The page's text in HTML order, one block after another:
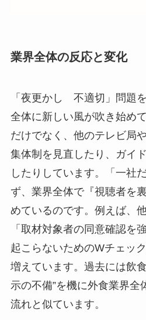
業界全体の反応と変化
「夜更かし 不適切」問題
全体に新しい風が吹き始め
だけでなく、他のテレビ局
集体制を見直したり、ガイ
したりしています。「一社
ず、業界全体で『視聴者を
めているのです。例えば、
「取材対象者の同意確認を
起こらないためのWチェッ
増えています。過去には飲
示の不備”を機に外食業界全
流れと似ています。